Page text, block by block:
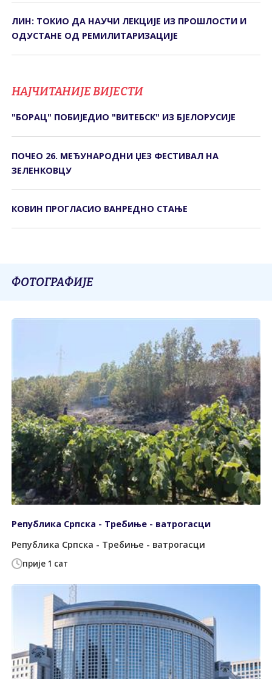
ЛИН: ТОКИО ДА НАУЧИ ЛЕКЦИЈЕ ИЗ ПРОШЛОСТИ И
ОДУСТАНЕ ОД РЕМИЛИТАРИЗАЦИЈЕ
НАЈЧИТАНИЈЕ ВИЈЕСТИ
"БОРАЦ" ПОБИЈЕДИО "ВИТЕБСК" ИЗ БЈЕЛОРУСИЈЕ
ПОЧЕО 26. МЕЂУНАРОДНИ ЏЕЗ ФЕСТИВАЛ НА
ЗЕЛЕНКОВЦУ
КОВИН ПРОГЛАСИО ВАНРЕДНО СТАЊЕ
ФОТОГРАФИЈЕ
прије 1 сат
Република Српска - Требиње - ватрогасци
Република Српска - Требиње - ватрогасци